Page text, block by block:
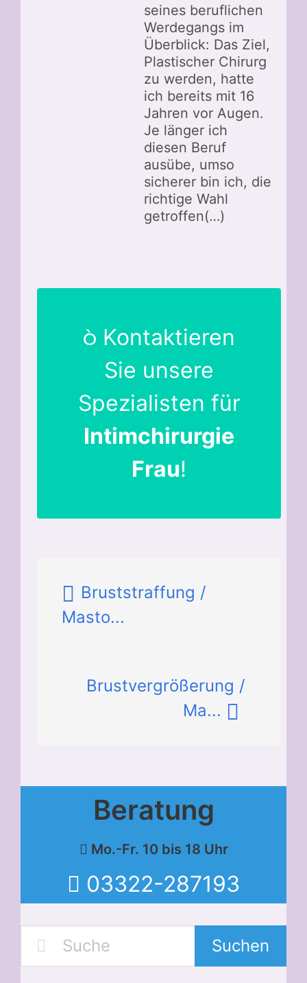
seines beruflichen
Werdegangs im
Überblick: Das Ziel,
Plastischer Chirurg
zu werden, hatte
ich bereits mit 16
Jahren vor Augen.
Je länger ich
diesen Beruf
ausübe, umso
sicherer bin ich, die
richtige Wahl
getroffen(…)
Kontaktieren
Sie unsere
Spezialisten für
Intimchirurgie
Frau!
Bruststraffung /
Masto...
Brustvergrößerung /
Ma...
Beratung
Mo.-Fr. 10 bis 18 Uhr
03322-287193
Suchen